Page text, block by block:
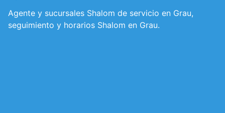
Agente y sucursales Shalom de servicio en Grau,
seguimiento y horarios Shalom en Grau.